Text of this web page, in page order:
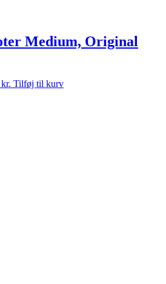
Medium, Original
kr. Den
Tilføj til kurv